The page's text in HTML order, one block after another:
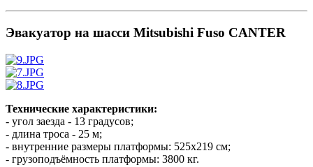
Эвакуатор на шасси Mitsubishi Fuso CANTER
Технические характеристики:
- угол заезда - 13 градусов;
- длина троса - 25 м;
- внутренние размеры платформы: 525х219 см;
- грузоподъёмность платформы: 3800 кг.